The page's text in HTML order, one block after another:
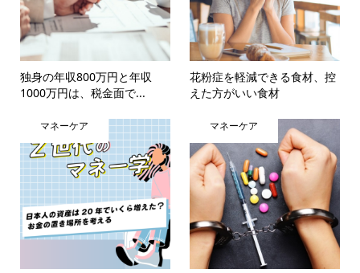
独身の年収800万円と年収
1000万円は、税金面で...
花粉症を軽減できる食材、控
えた方がいい食材
マネーケア マネーケア